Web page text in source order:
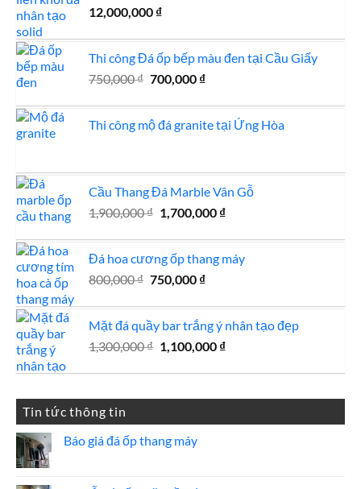
12,000,000 ₫
Thi công Đá ốp bếp màu đen tại Cầu Giấy
750,000₫ Giá
là:
750,000 ₫.
700,000 ₫Giá
tại
là:
Thi công mộ đá granite tại Ứng Hòa
Cầu Thang Đá Marble Vân Gỗ
1,900,000₫ Giá
là:
1,900,000 ₫.
1,700,000 ₫Giá
tại
là:
Đá hoa cương ốp thang máy
800,000₫ Giá
là:
800,000 ₫.
750,000 ₫Giá
tại
là:
750,000 ₫.
Mặt đá quầy bar trắng ý nhân tạo đẹp
1,300,000₫ Giá
là:
1,300,000 ₫.
1,100,000 ₫Giá
tại
là:
Tin tức thông tin
Báo giá đá ốp thang máy